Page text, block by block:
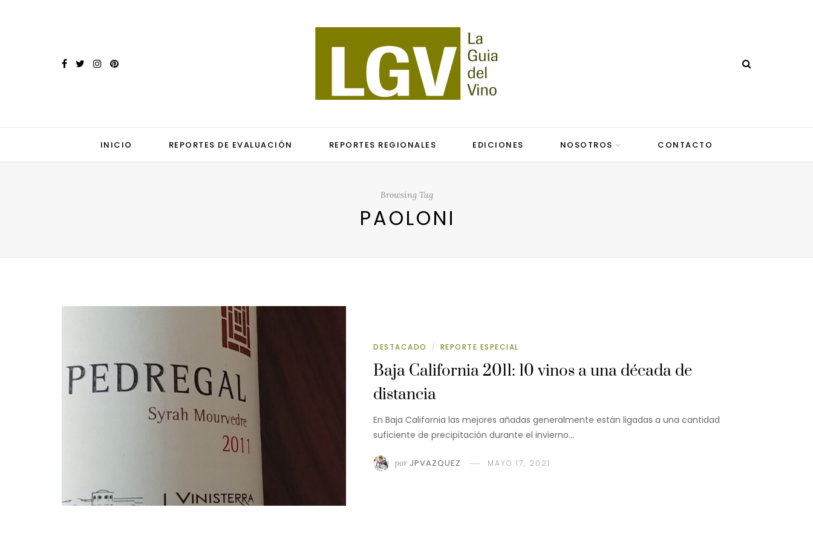
INICIO REPORTES DE EVALUACIÓN REPORTES REGIONALES EDICIONES NOSOTROS CONTACTO
Browsing Tag
PAOLONI
DESTACADO / REPORTE ESPECIAL
Baja California 2011: 10 vinos a una década de
distancia
En Baja California las mejores añadas generalmente están ligadas a una cantidad
suficiente de precipitación durante el invierno…
por JPVAZQUEZ MAYO 17, 2021